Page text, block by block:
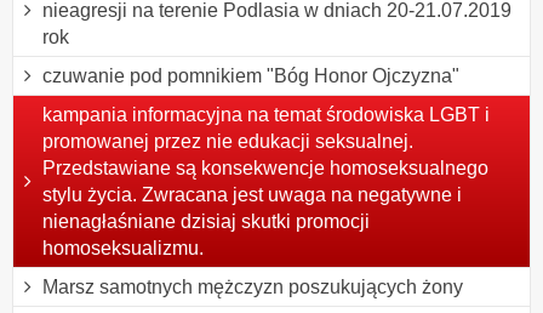
nieagresji na terenie Podlasia w dniach 20-21.07.2019
rok
czuwanie pod pomnikiem "Bóg Honor Ojczyzna"
kampania informacyjna na temat środowiska LGBT i
promowanej przez nie edukacji seksualnej.
Przedstawiane są konsekwencje homoseksualnego
stylu życia. Zwracana jest uwaga na negatywne i
nienagłaśniane dzisiaj skutki promocji
homoseksualizmu.
Marsz samotnych mężczyzn poszukujących żony